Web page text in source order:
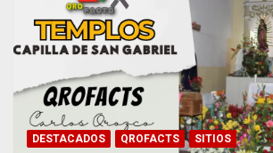
DESTACADOS QROFACTS SITIOS